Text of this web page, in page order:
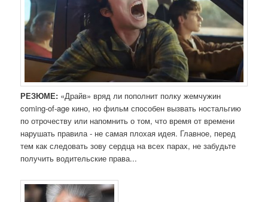
РЕЗЮМЕ: «Драйв» вряд ли пополнит полку жемчужин
coming-of-age кино, но фильм способен вызвать ностальгию
по отрочеству или напомнить о том, что время от времени
нарушать правила - не самая плохая идея. Главное, перед
тем как следовать зову сердца на всех парах, не забудьте
получить водительские права...